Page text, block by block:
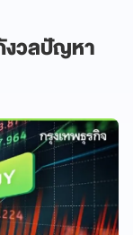
งวลปัญหา